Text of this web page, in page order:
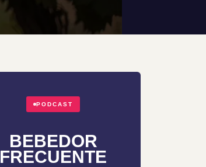
PODCAST
BEBEDOR
FRECUENTE